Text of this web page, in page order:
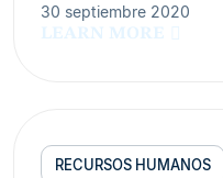
30 septiembre 2020
LEARN MORE
RECURSOS HUMANOS